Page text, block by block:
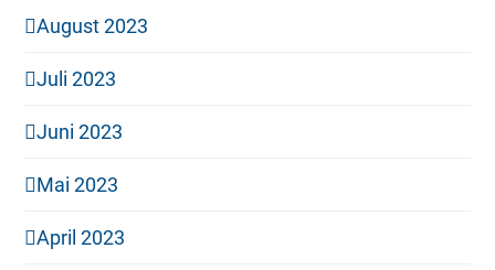
August 2023
Juli 2023
Juni 2023
Mai 2023
April 2023